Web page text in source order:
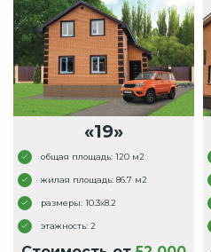
«19»
общая площадь: 120 м2
жилая площадь: 86.7 м2
размеры: 10.3x8.2
этажность: 2